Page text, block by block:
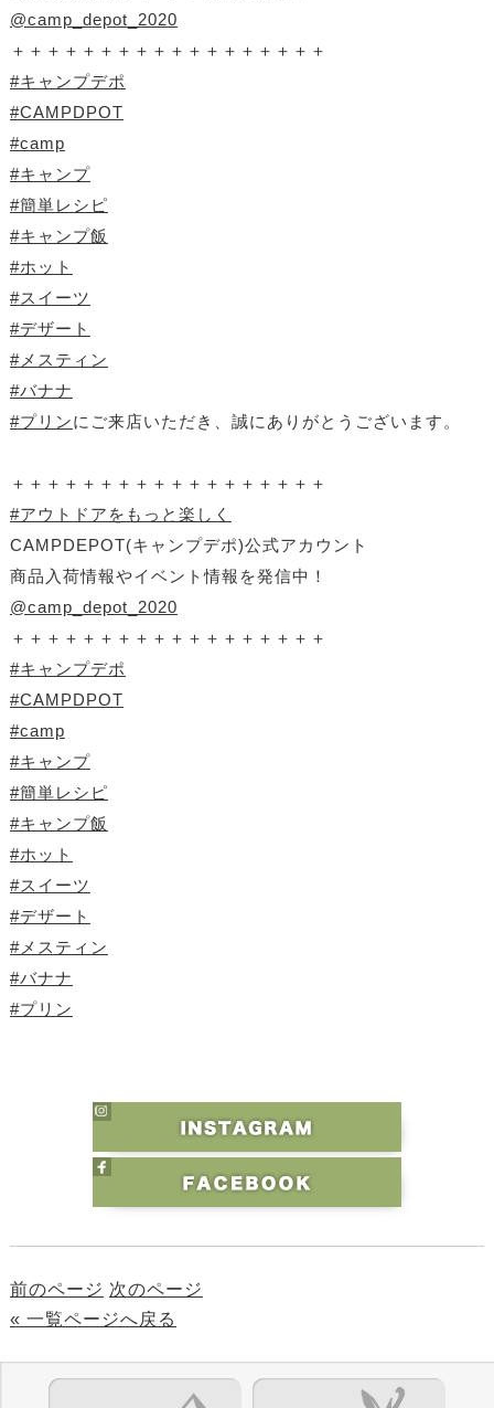
@camp_depot_2020
＋＋＋＋＋＋＋＋＋＋＋＋＋＋＋＋＋＋
#キャンプデポ
#CAMPDPOT
#camp
#キャンプ
#簡単レシピ
#キャンプ飯
#ホット
#スイーツ
#デザート
#メスティン
#バナナ
#プリンにご来店いただき、誠にありがとうございます。
＋＋＋＋＋＋＋＋＋＋＋＋＋＋＋＋＋＋
#アウトドアをもっと楽しく
CAMPDEPOT(キャンプデポ)公式アカウント
商品入荷情報やイベント情報を発信中！
@camp_depot_2020
＋＋＋＋＋＋＋＋＋＋＋＋＋＋＋＋＋＋
#キャンプデポ
#CAMPDPOT
#camp
#キャンプ
#簡単レシピ
#キャンプ飯
#ホット
#スイーツ
#デザート
#メスティン
#バナナ
#プリン
前のページ 次のページ
« 一覧ページへ戻る